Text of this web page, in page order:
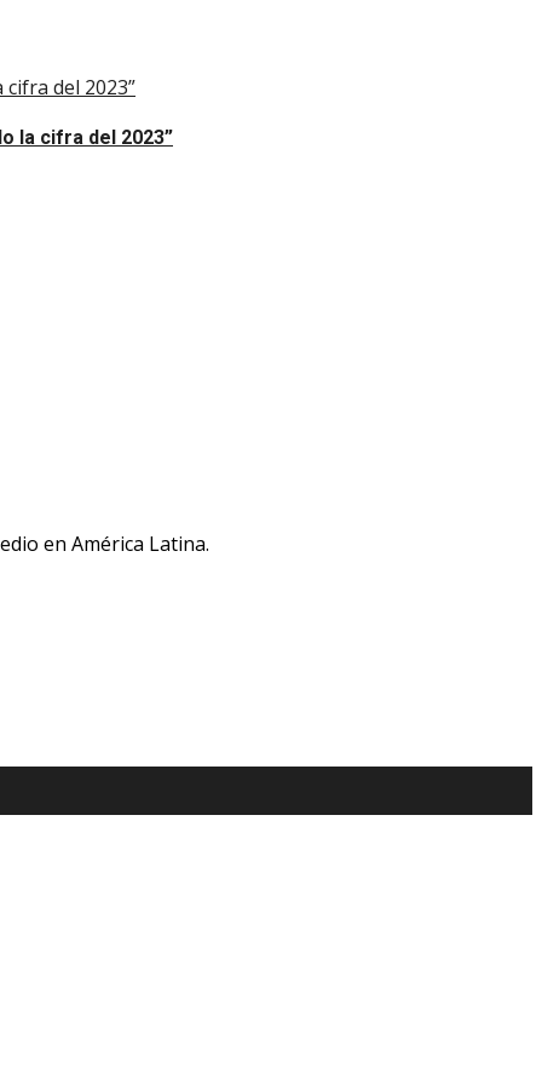
del 2023”
la cifra del 2023”
en América Latina.